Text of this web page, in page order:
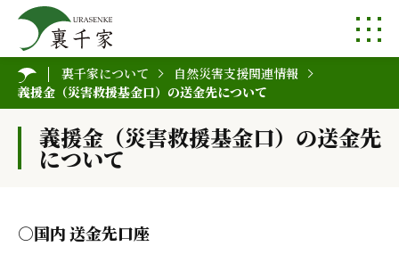
裏千家について
自然災害支援関連情報
義援金（災害救援基金口）の送金先について
義援金（災害救援基金口）の送金先
について
○国内 送金先口座